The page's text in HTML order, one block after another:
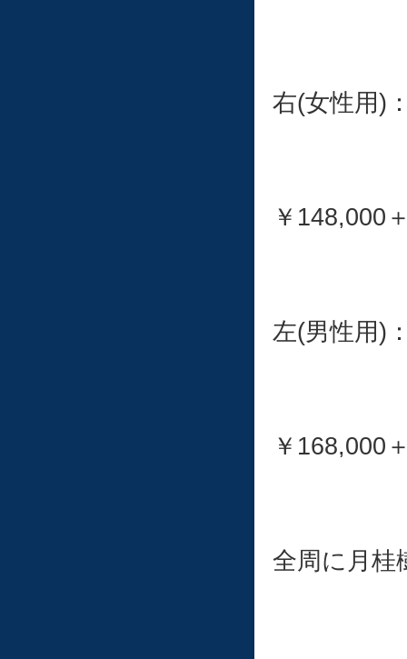
右(女性用)
￥148,000
左(男性用)
￥168,000
全周に月